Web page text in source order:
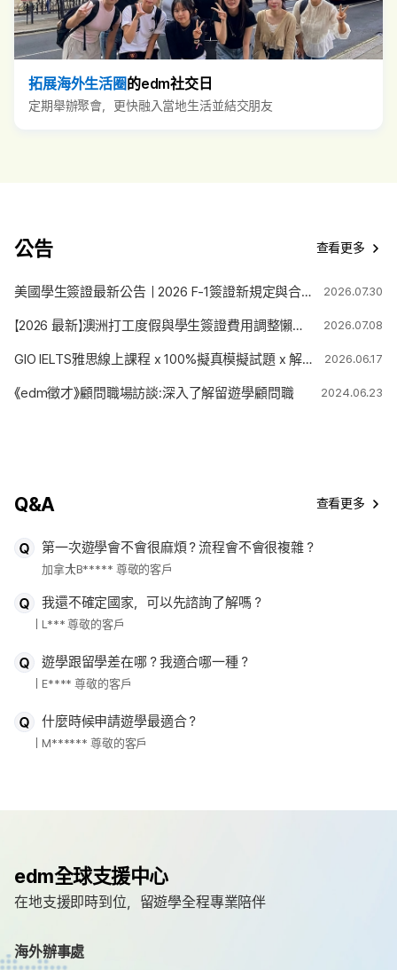
拓展海外生活圈的edm社交日
定期舉辦聚會，更快融入當地生活並結交朋友
公告 查看更多
美國學生簽證最新公告｜2026 F-1簽證新規定與合法停留期限變更解析 2026.07.30
【2026 最新】澳洲打工度假與學生簽證費用調整懶人包 2026.07.08
GIO IELTS雅思線上課程 x 100%擬真模擬試題 x 解題技巧 2026.06.17
《edm徵才》顧問職場訪談:深入了解留遊學顧問職 2024.06.23
Q&A 查看更多
第一次遊學會不會很麻煩？流程會不會很複雜？
加拿大B***** 尊敬的客戶
我還不確定國家，可以先諮詢了解嗎？
L*** 尊敬的客戶
遊學跟留學差在哪？我適合哪一種？
E**** 尊敬的客戶
什麼時候申請遊學最適合？
M****** 尊敬的客戶
edm全球支援中心
在地支援即時到位，留遊學全程專業陪伴
海外辦事處